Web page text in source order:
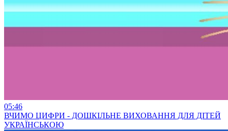
05:46
ВЧИМО ЦИФРИ - ДОШКІЛЬНЕ ВИХОВАННЯ ДЛЯ ДІТЕЙ
УКРАЇНСЬКОЮ